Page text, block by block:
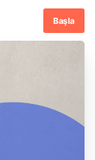
Başla